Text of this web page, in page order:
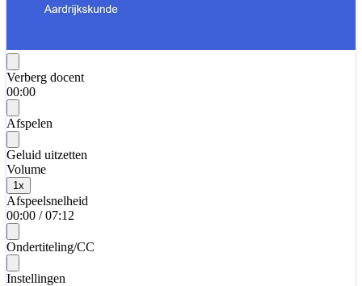
Verberg docent
00:00
Afspelen
Geluid uitzetten
Volume
1 x
Afspeelsnelheid
00:00 / 07:12
Ondertiteling/CC
Instellingen